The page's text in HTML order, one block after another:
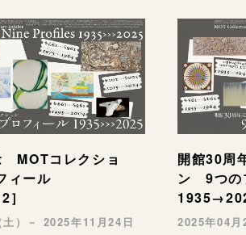
MOTコレクショ
ィール
）－ 2025年11月24日
開館30周
ン 9つ
2025年04